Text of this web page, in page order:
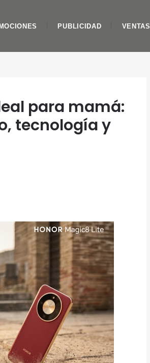
PUBLICIDAD VENTAS
para mamá:
tecnología y